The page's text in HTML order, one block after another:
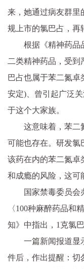
来，她通过病友群里
规上市的氯巴占，再
根据《精神药品
二类精神药品，受到
巴占也属于苯二氮卓
安定)、曾引起广泛
于这个大家族。
这意味着，苯二
可能也存在。研发氯
该药在内的苯二氮卓
和成瘾的风险，这可
国家禁毒委员会
〈100种麻醉药品和
知》中指出，1克氯
一篇新闻报道显
件后，作出提醒：切